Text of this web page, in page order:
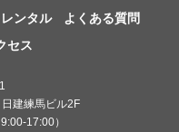
ンタル
よくある質問
セス
建練馬ビル2F
17:00）